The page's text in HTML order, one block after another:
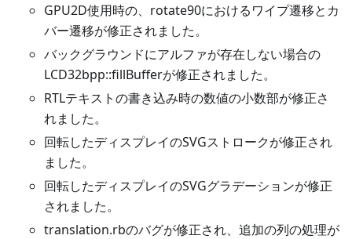
GPU2D使用時の、rotate90におけるワイプ遷移とカ
バー遷移が修正されました。
バックグラウンドにアルファが存在しない場合の
LCD32bpp::fillBufferが修正されました。
RTLテキストの書き込み時の数値の小数部が修正さ
れました。
回転したディスプレイのSVGストロークが修正され
ました。
回転したディスプレイのSVGグラデーションが修正
されました。
translation.rbのバグが修正され、追加の列の処理が